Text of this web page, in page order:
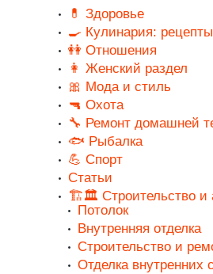
💊 Здоровье
🍳 Кулинария: рецепты
👭 Отношения
👩 Женский раздел
🎀 Мода и стиль
🔫 Охота
🔧 Ремонт домашней
🐟 Рыбалка
💪 Спорт
Статьи
🏗️🏛️ Строительство и
Потолок
Внутренняя отделка
Строительство и
Отделка внутренних